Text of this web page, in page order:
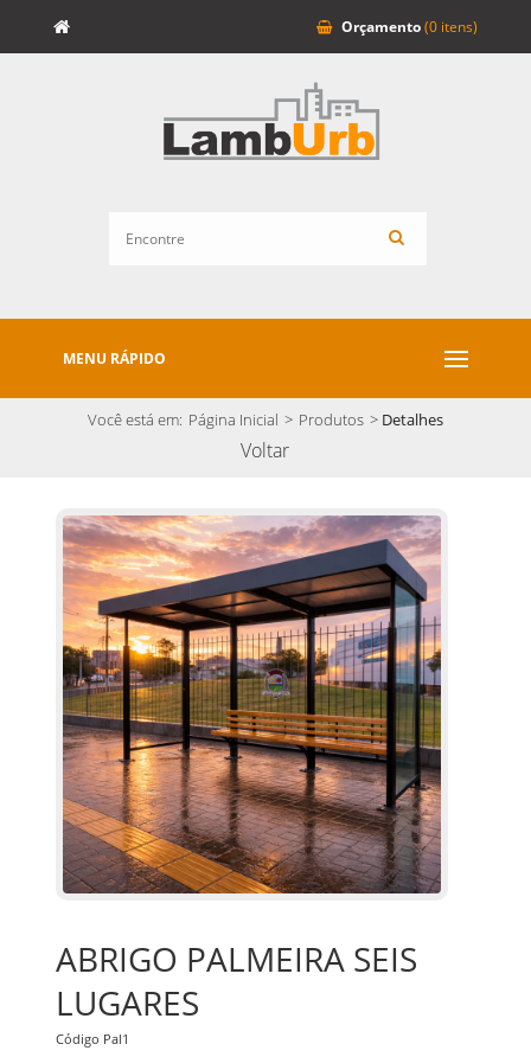
Orçamento(0 itens)
MENU RÁPIDO
Você está em: Página Inicial > Produtos > Detalhes
Voltar
ABRIGO PALMEIRA SEIS
LUGARES
Código Pal1